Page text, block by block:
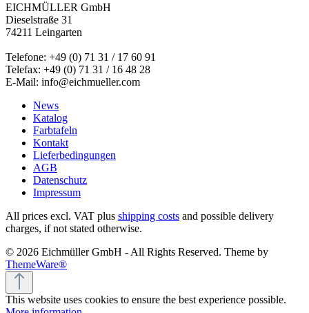
EICHMÜLLER GmbH
Dieselstraße 31
74211 Leingarten
Telefone: +49 (0) 71 31 / 17 60 91
Telefax: +49 (0) 71 31 / 16 48 28
E-Mail: info@eichmueller.com
News
Katalog
Farbtafeln
Kontakt
Lieferbedingungen
AGB
Datenschutz
Impressum
All prices excl. VAT plus shipping costs and possible delivery
charges, if not stated otherwise.
© 2026 Eichmüller GmbH - All Rights Reserved. Theme by
ThemeWare®
This website uses cookies to ensure the best experience possible.